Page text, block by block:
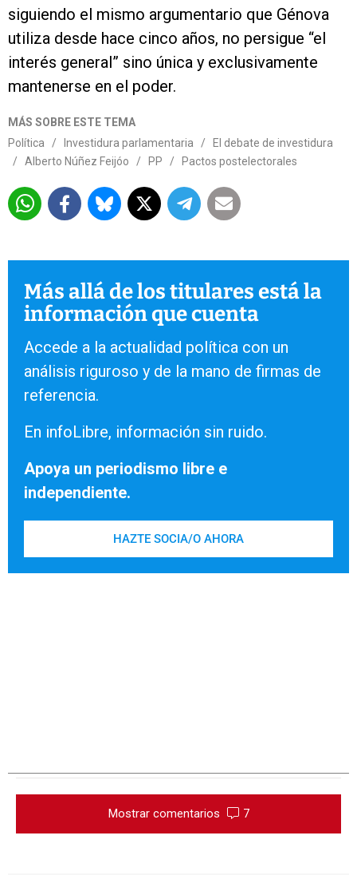
siguiendo el mismo argumentario que Génova
utiliza desde hace cinco años, no persigue “el
interés general” sino única y exclusivamente
mantenerse en el poder.
MÁS SOBRE ESTE TEMA
Política
/ Investidura parlamentaria /
El debate de investidura
/
Alberto Núñez Feijóo / PP / Pactos postelectorales
Más allá de los titulares está la
información que cuenta
Accede a la actualidad política con un
análisis riguroso y de la mano de firmas de
referencia.
En infoLibre, información sin ruido.
Apoya un periodismo libre e
independiente.
HAZTE SOCIA/O AHORA
Mostrar comentarios 7